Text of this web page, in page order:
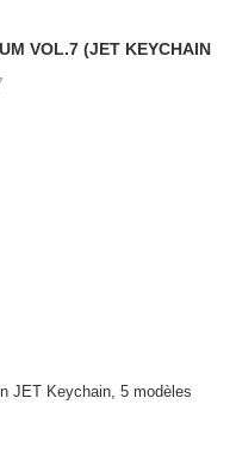
VOL.7 (JET KEYCHAIN
JET Keychain, 5 modèles